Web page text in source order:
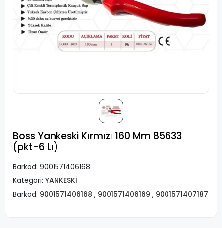
Boss Yankeski Kırmızı 160 Mm 85633
(pkt-6 Lı)
Barkod: 9001571406168
Kategori: YANKESKİ
Barkod: 9001571406168 , 9001571406169 , 9001571407187